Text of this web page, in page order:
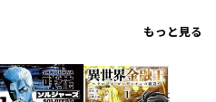
もっと見る